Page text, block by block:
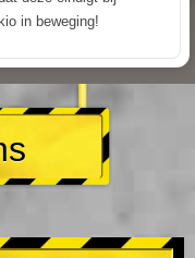
in beweging!